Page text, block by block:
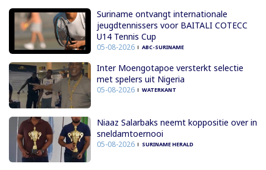
Suriname ontvangt internationale
jeugdtennissers voor BAITALI COTECC
U14 Tennis Cup
05-08-2026 ABC-SURINAME
Inter Moengotapoe versterkt selectie
met spelers uit Nigeria
05-08-2026 WATERKANT
Niaaz Salarbaks neemt koppositie over in
sneldamtoernooi
05-08-2026 SURINAME HERALD